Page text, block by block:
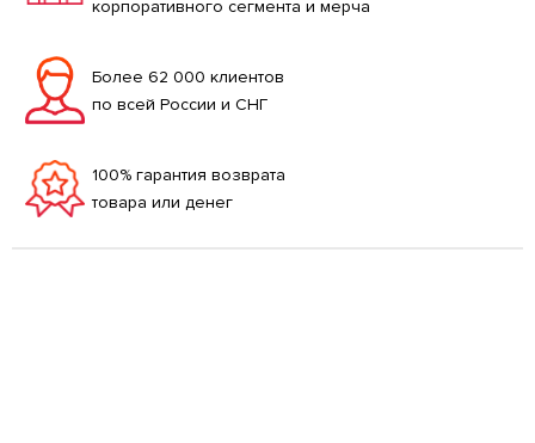
корпоративного сегмента и мерча
Более 62 000 клиентов
по всей России и СНГ
100% гарантия возврата
товара или денег